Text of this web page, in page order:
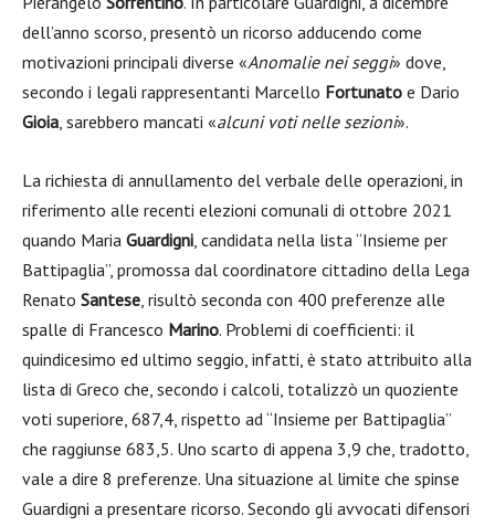
dell’anno scorso, presentò un ricorso adducendo come
motivazioni principali diverse «Anomalie nei seggi» dove,
secondo i legali rappresentanti Marcello Fortunato e Dario
Gioia, sarebbero mancati «alcuni voti nelle sezioni».
La richiesta di annullamento del verbale delle operazioni, in
riferimento alle recenti elezioni comunali di ottobre 2021
quando Maria Guardigni, candidata nella lista “Insieme per
Battipaglia”, promossa dal coordinatore cittadino della Lega
Renato Santese, risultò seconda con 400 preferenze alle
spalle di Francesco Marino. Problemi di coefficienti: il
quindicesimo ed ultimo seggio, infatti, è stato attribuito alla
lista di Greco che, secondo i calcoli, totalizzò un quoziente
voti superiore, 687,4, rispetto ad “Insieme per Battipaglia”
che raggiunse 683,5. Uno scarto di appena 3,9 che, tradotto,
vale a dire 8 preferenze. Una situazione al limite che spinse
Guardigni a presentare ricorso. Secondo gli avvocati difensori